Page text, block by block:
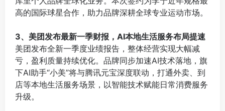
高的国际球星合作，助力品牌深耕全球专业运动市场。
3、美团发布最新一季财报，AI本地生活服务布局提速
美团发布全新一季度业绩报告，整体经营实现大幅减
亏，盈利质量持续优化。品牌同步加速AI技术落地，旗
下AI助手“小美”将与腾讯元宝深度联动，打通外卖、到
店等本地生活服务场景，以智能技术赋能日常消费服务
升级。